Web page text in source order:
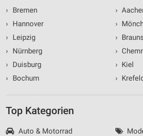
›
Bremen
›
Hannover
›
Leipzig
›
Nürnberg
›
Duisburg
›
Bochum
›
›
›
›
› Kiel
›
Top Kategorien
Auto & Motorrad